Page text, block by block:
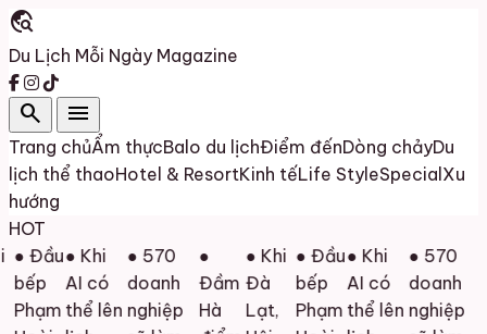
travel_explore
Du Lịch Mỗi Ngày Magazine
search menu
Trang chủẨm thựcBalo du lịchĐiểm đếnDòng chảyDu
lịch thể thaoHotel & ResortKinh tếLife StyleSpecial Xu
hướng
HOT
Đầu● Khi
AI có
thể lên
● 570
doanh
nghiệp
Đầm
Hà
● Khi
Đà
Lạt,
● Đầu
bếp
Phạm
● Khi
AI có
thể lên
● 570
doanh
nghiệp